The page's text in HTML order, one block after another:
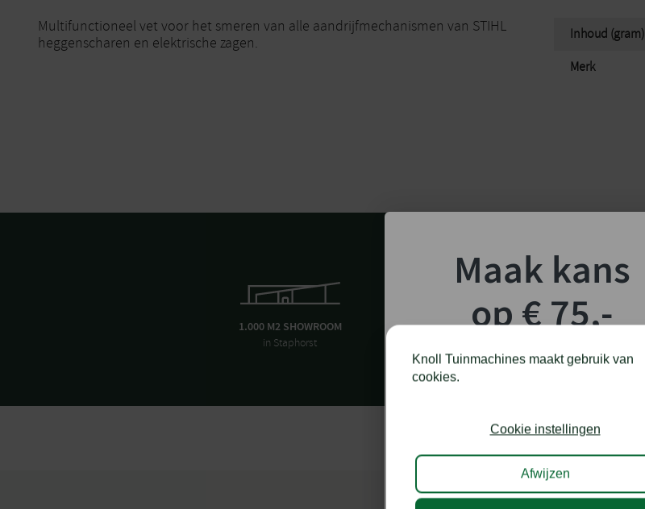
Multifunctioneel vet voor het smeren van alle aandrijfmechanismen van STIHL
heggenscharen en elektrische zagen.
Inhoud (gram)
Merk
1.000 M2 SHOWROOM
in Staphorst
PERSOONLIJK EN SNEL CONTACT
Knoll Tuinmachines maakt gebruik van
cookies.
Cookie instellingen
Afwijzen
Maak kans
op € 75,-
shoptegoed!